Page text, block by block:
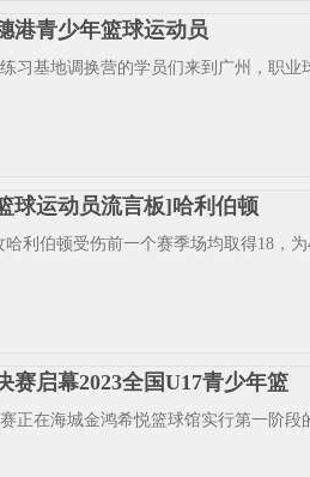
港青少年篮球运动员
习基地调换营的学员们来到广州，职
球运动员流言板]哈利伯顿
哈利伯顿受伤前一个赛季场均取得18，
赛启幕2023全国U17青少年篮
正在海城金鸿希悦篮球馆实行第一阶